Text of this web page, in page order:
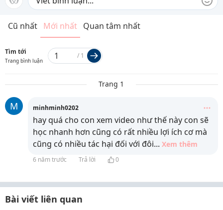
Cũ nhất Mới nhất Quan tâm nhất
Tìm tới
Trang bình luận
/ 1
Trang 1
M minhminh0202
hay quá cho con xem video như thế này con sẽ
học nhanh hơn cũng có rất nhiều lợi ích cơ mà
cũng có nhiều tác hại đối với đôi... Xem thêm
6 năm trước Trả lời 0
Bài viết liên quan